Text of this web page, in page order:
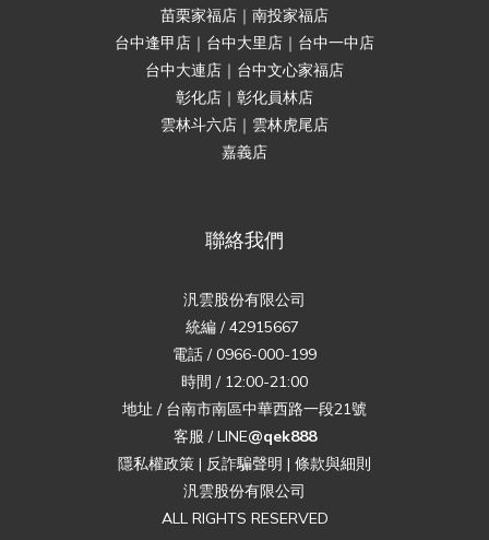
苗栗家福店｜南投家福店
台中逢甲店｜台中大里店｜台中一中店
台中大連店｜台中文心家福店
彰化店｜彰化員林店
雲林斗六店｜雲林虎尾店
嘉義店
聯絡我們
汎雲股份有限公司
統編 / 42915667
電話 / 0966-000-199
時間 / 12:00-21:00
地址 / 台南市南區中華西路一段21號
客服 / LINE@qek888
隱私權政策 | 反詐騙聲明 | 條款與細則
汎雲股份有限公司
ALL RIGHTS RESERVED